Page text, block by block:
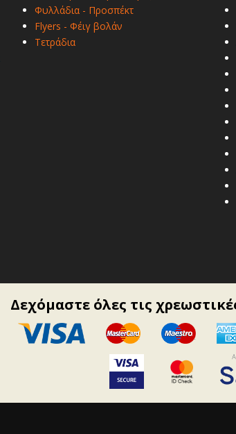
Φυλλάδια - Προσπέκτ
Flyers - Φέιγ βολάν
Τετράδια
Δεχόμαστε όλες τις